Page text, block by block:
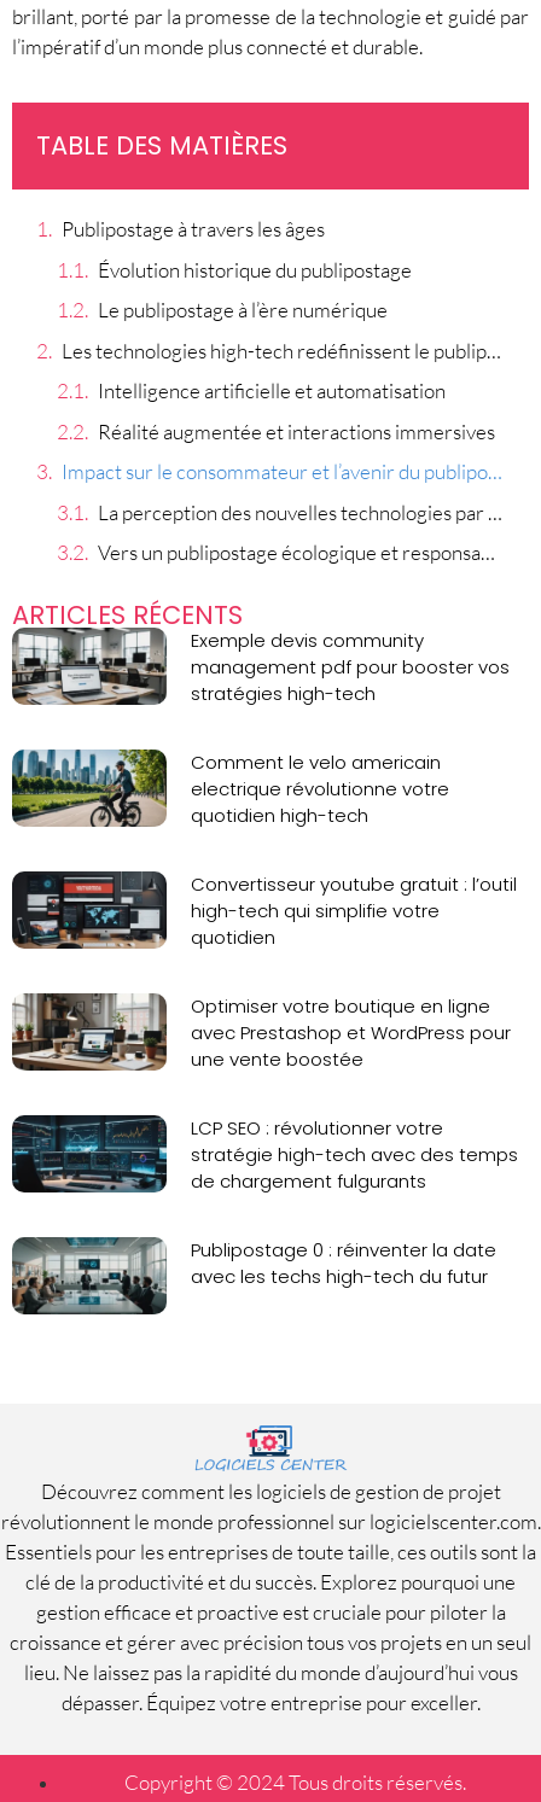
brillant, porté par la promesse de la technologie et guidé par
l’impératif d’un monde plus connecté et durable.
TABLE DES MATIÈRES
Publipostage à travers les âges
Évolution historique du publipostage
Le publipostage à l’ère numérique
Les technologies high-tech redéfinissent le publipostage
Intelligence artificielle et automatisation
Réalité augmentée et interactions immersives
Impact sur le consommateur et l’avenir du publipostage
La perception des nouvelles technologies par le public
Vers un publipostage écologique et responsable
ARTICLES RÉCENTS
Exemple devis community
management pdf pour booster vos
stratégies high-tech
Comment le velo americain
electrique révolutionne votre
quotidien high-tech
Convertisseur youtube gratuit : l’outil
high-tech qui simplifie votre
quotidien
Optimiser votre boutique en ligne
avec Prestashop et WordPress pour
une vente boostée
LCP SEO : révolutionner votre
stratégie high-tech avec des temps
de chargement fulgurants
Publipostage 0 : réinventer la date
avec les techs high-tech du futur
Découvrez comment les logiciels de gestion de projet
révolutionnent le monde professionnel sur logicielscenter.com.
Essentiels pour les entreprises de toute taille, ces outils sont la
clé de la productivité et du succès. Explorez pourquoi une
gestion efficace et proactive est cruciale pour piloter la
croissance et gérer avec précision tous vos projets en un seul
lieu. Ne laissez pas la rapidité du monde d’aujourd’hui vous
dépasser. Équipez votre entreprise pour exceller.
Copyright © 2024 Tous droits réservés.